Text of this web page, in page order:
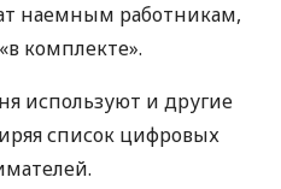
наемным работникам,
комплекте».
используют и другие
список цифровых